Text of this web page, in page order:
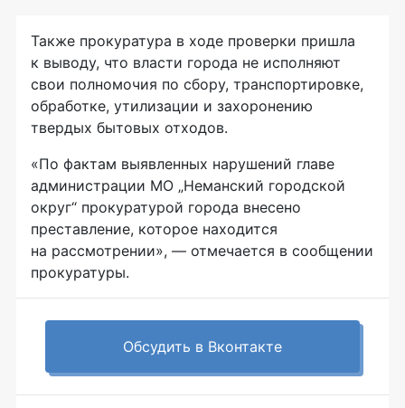
Также прокуратура в ходе проверки пришла
к выводу, что власти города не исполняют
свои полномочия по сбору, транспортировке,
обработке, утилизации и захоронению
твердых бытовых отходов.
«По фактам выявленных нарушений главе
администрации МО „Неманский городской
округ“ прокуратурой города внесено
преставление, которое находится
на рассмотрении», — отмечается в сообщении
прокуратуры.
Обсудить в Вконтакте